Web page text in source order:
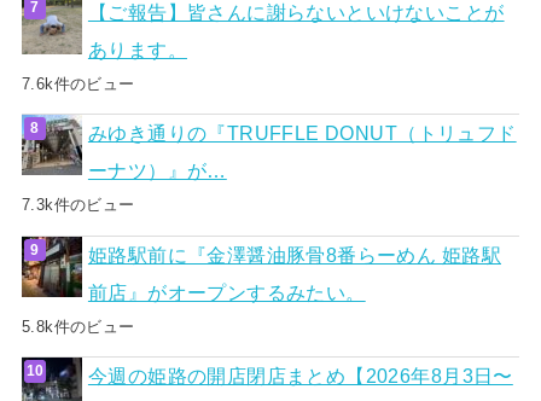
【ご報告】皆さんに謝らないといけないことが
あります。
7.6k件のビュー
みゆき通りの『TRUFFLE DONUT（トリュフド
ーナツ）』が…
7.3k件のビュー
姫路駅前に『金澤醤油豚骨8番らーめん 姫路駅
前店』がオープンするみたい。
5.8k件のビュー
今週の姫路の開店閉店まとめ【2026年8月3日〜